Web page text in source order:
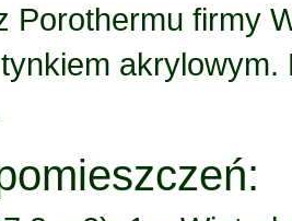
Porothermu firmy